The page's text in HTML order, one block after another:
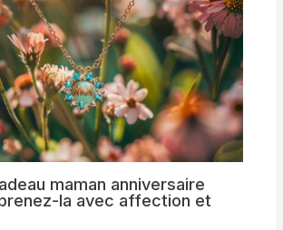
maman anniversaire
la avec affection et